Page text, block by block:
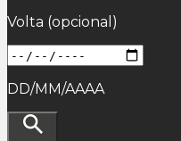
Volta (opcional)
DD/MM/AAAA